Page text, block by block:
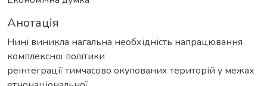
Анотація
Нині виникла нагальна необхідність напрацювання
комплексної політики
реінтеграції тимчасово окупованих територій у межах